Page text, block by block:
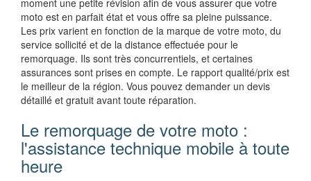
moment une petite révision afin de vous assurer que votre
moto est en parfait état et vous offre sa pleine puissance.
Les prix varient en fonction de la marque de votre moto, du
service sollicité et de la distance effectuée pour le
remorquage. Ils sont très concurrentiels, et certaines
assurances sont prises en compte. Le rapport qualité/prix est
le meilleur de la région. Vous pouvez demander un devis
détaillé et gratuit avant toute réparation.
Le remorquage de votre moto :
l'assistance technique mobile à toute
heure